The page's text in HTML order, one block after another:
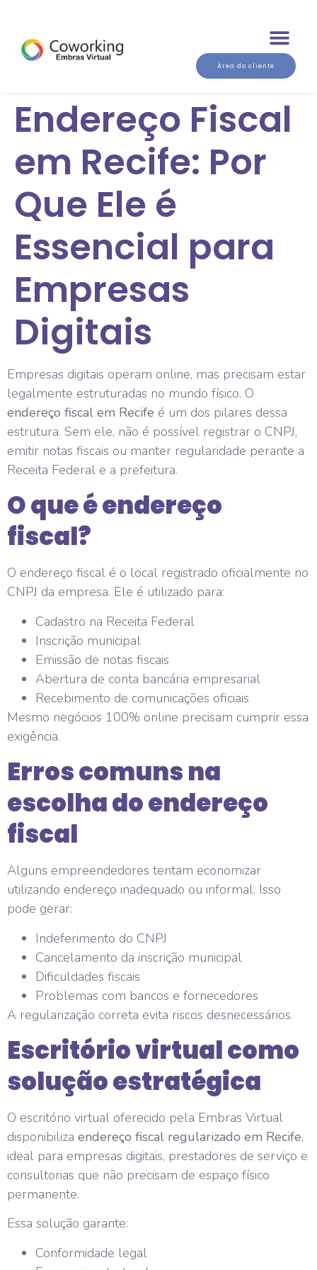
Área do cliente
Endereço Fiscal
em Recife: Por
Que Ele é
Essencial para
Empresas
Digitais
Empresas digitais operam online, mas precisam estar
legalmente estruturadas no mundo físico. O
endereço fiscal em Recife é um dos pilares dessa
estrutura. Sem ele, não é possível registrar o CNPJ,
emitir notas fiscais ou manter regularidade perante a
Receita Federal e a prefeitura.
O que é endereço
fiscal?
O endereço fiscal é o local registrado oficialmente no
CNPJ da empresa. Ele é utilizado para:
Cadastro na Receita Federal
Inscrição municipal
Emissão de notas fiscais
Abertura de conta bancária empresarial
Recebimento de comunicações oficiais
Mesmo negócios 100% online precisam cumprir essa
exigência.
Erros comuns na
escolha do endereço
fiscal
Alguns empreendedores tentam economizar
utilizando endereço inadequado ou informal. Isso
pode gerar:
Indeferimento do CNPJ
Cancelamento da inscrição municipal
Dificuldades fiscais
Problemas com bancos e fornecedores
A regularização correta evita riscos desnecessários.
Escritório virtual como
solução estratégica
O escritório virtual oferecido pela Embras Virtual
disponibiliza endereço fiscal regularizado em Recife,
ideal para empresas digitais, prestadores de serviço e
consultorias que não precisam de espaço físico
permanente.
Essa solução garante:
Conformidade legal